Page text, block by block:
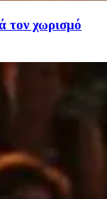
τον χωρισμό